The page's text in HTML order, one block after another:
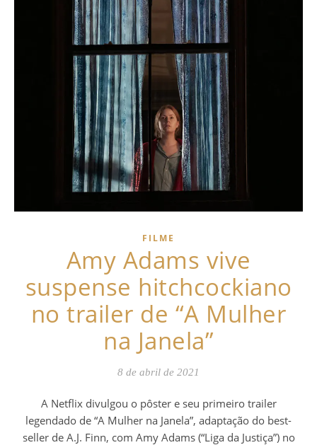
FILME
Amy Adams vive
suspense hitchcockiano
no trailer de “A Mulher
na Janela”
8 de abril de 2021
A Netflix divulgou o pôster e seu primeiro trailer
legendado de “A Mulher na Janela”, adaptação do best-
seller de A.J. Finn, com Amy Adams (“Liga da Justiça”) no